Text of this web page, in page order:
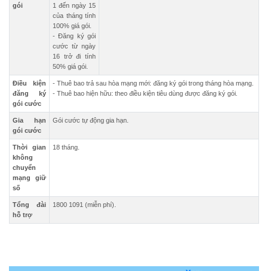
gói
1 đến ngày 15
của tháng tính
100% giá gói.
- Đăng ký gói
cước từ ngày
16 trở đi tính
50% giá gói.
Điều kiện
đăng ký
gói cước
- Thuê bao trả sau hòa mạng mới: đăng ký gói trong tháng hòa mạng.
- Thuê bao hiện hữu: theo điều kiện tiêu dùng được đăng ký gói.
Gia hạn
gói cước
Gói cước tự động gia hạn.
Thời gian
không
chuyển
mạng giữ
số
18 tháng.
Tổng đài
hỗ trợ
1800 1091 (miễn phí).